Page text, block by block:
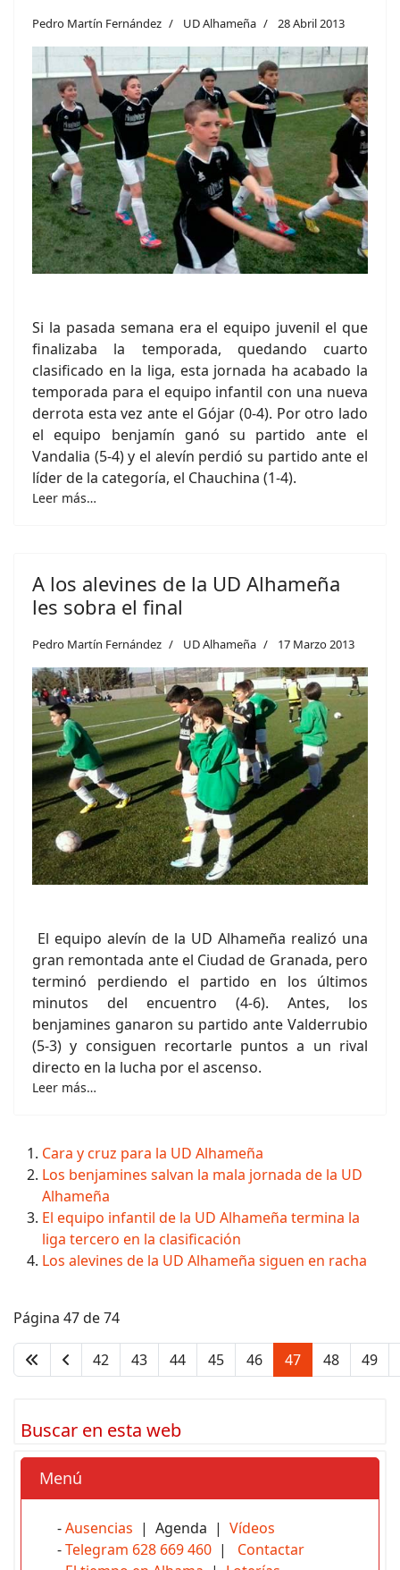
Pedro Martín Fernández UD Alhameña 28 Abril 2013
Si la pasada semana era el equipo juvenil el que
finalizaba la temporada, quedando cuarto
clasificado en la liga, esta jornada ha acabado la
temporada para el equipo infantil con una nueva
derrota esta vez ante el Gójar (0-4). Por otro lado
el equipo benjamín ganó su partido ante el
Vandalia (5-4) y el alevín perdió su partido ante el
líder de la categoría, el Chauchina (1-4).
Leer más…
A los alevines de la UD Alhameña
les sobra el final
Pedro Martín Fernández UD Alhameña 17 Marzo 2013
El equipo alevín de la UD Alhameña realizó una
gran remontada ante el Ciudad de Granada, pero
terminó perdiendo el partido en los últimos
minutos del encuentro (4-6). Antes, los
benjamines ganaron su partido ante Valderrubio
(5-3) y consiguen recortarle puntos a un rival
directo en la lucha por el ascenso.
Leer más…
Cara y cruz para la UD Alhameña
Los benjamines salvan la mala jornada de la UD
Alhameña
El equipo infantil de la UD Alhameña termina la
liga tercero en la clasificación
Los alevines de la UD Alhameña siguen en racha
Página 47 de 74
42 43 44 45 46 47 48 49
Buscar en esta web
Menú
-Ausencias | Agenda | Vídeos
-Telegram 628 669 460 | Contactar